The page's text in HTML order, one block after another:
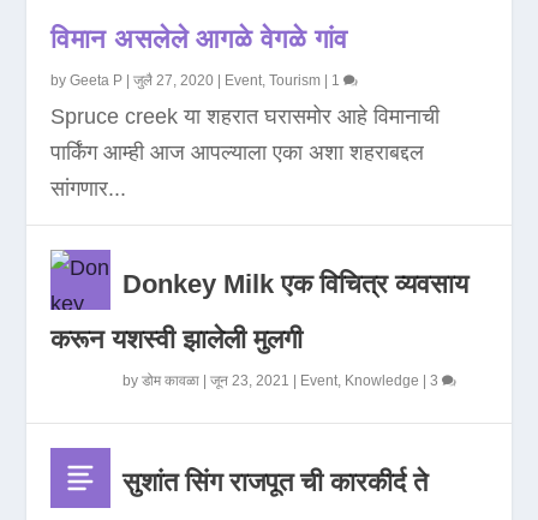
विमान असलेले आगळे वेगळे गांव
byGeeta P |जुलै 27, 2020 Event,Tourism 1
Spruce creek या शहरात घरासमोर आहे विमानाची
पार्किंग आम्ही आज आपल्याला एका अशा शहराबद्दल
सांगणार...
Donkey Milk एक विचित्र व्यवसाय
करून यशस्वी झालेली मुलगी
byडोम कावळा |जून 23, 2021 Event, Knowledge |3
सुशांत सिंग राजपूत ची कारकीर्द ते